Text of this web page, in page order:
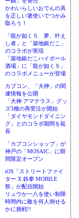
かわいらしいおでんの具
を正しい箸使いでつかみ
取ろう！
「龍が如く５ 夢、叶え
し者」と「築地銀だこ」
のコラボが実現
「築地銀だこハイボール
酒場」に「龍が如く５」
のコラボメニューが登場
カプコン、「大神」の関
連情報を公開
「大神 アマテラス」グッ
ズ3種の再受注が開始
「ダイヤモンドダイニン
グ」とのコラボ期間を延
長
「カプコンショップ」が
神戸の「MOSAIC」に期
間限定オープン
iOS「ストリートファイ
ター X 鉄拳 MOBILE
祭」が配信開始
リュウか一八を使い制限
時間内に敵を何人倒せる
かに挑戦!!